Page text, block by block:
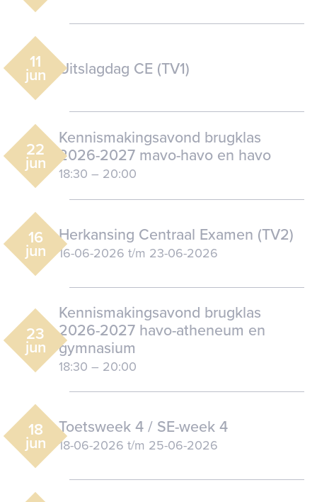
11
jun Uitslagdag CE (TV1)
22
jun
Kennismakingsavond brugklas
2026-2027 mavo-havo en havo
18:30 – 20:00
16
jun
Herkansing Centraal Examen (TV2)
16-06-2026 t/m 23-06-2026
23
jun
Kennismakingsavond brugklas
2026-2027 havo-atheneum en
gymnasium
18:30 – 20:00
18
jun
Toetsweek 4 / SE-week 4
18-06-2026 t/m 25-06-2026